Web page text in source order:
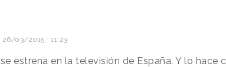
26/03/2015 · 11:23
se estrena en la televisión de España. Y lo hace